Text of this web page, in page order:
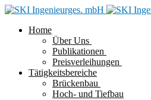
Home
Über Uns
Publikationen
Preisverleihungen
Tätigkeitsbereiche
Brückenbau
Hoch- und Tiefbau